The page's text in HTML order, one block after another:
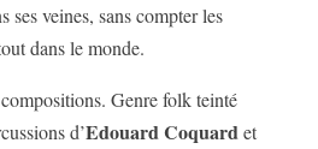
ses veines, sans compter les
dans le monde.
Genre folk teinté
d’Edouard Coquard et